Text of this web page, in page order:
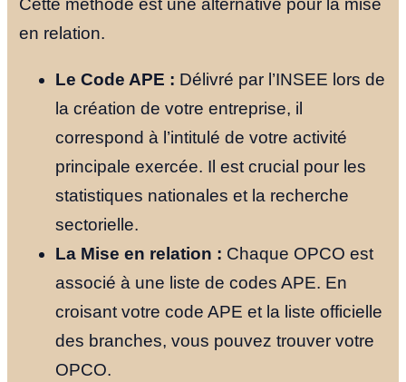
Cette méthode est une alternative pour la mise
en relation.
Le Code APE : Délivré par l’INSEE lors de
la création de votre entreprise, il
correspond à l’intitulé de votre activité
principale exercée. Il est crucial pour les
statistiques nationales et la recherche
sectorielle.
La Mise en relation : Chaque OPCO est
associé à une liste de codes APE. En
croisant votre code APE et la liste officielle
des branches, vous pouvez trouver votre
OPCO.